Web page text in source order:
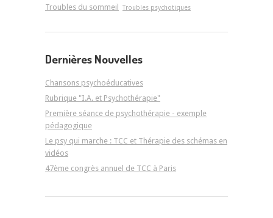
Troubles du sommeil
Troubles psychotiques
Dernières Nouvelles
Chansons psychoéducatives
Rubrique "I.A. et Psychothérapie"
Première séance de psychothérapie - exemple
pédagogique
Le psy qui marche : TCC et Thérapie des schémas en
vidéos
47ème congrès annuel de TCC à Paris